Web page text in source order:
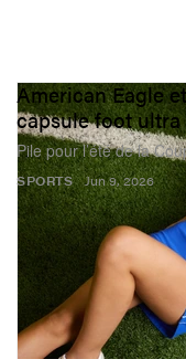
SPORTS
American Eagle
capsule foot ultra
Pile pour l’été de la
Jun 9, 2026